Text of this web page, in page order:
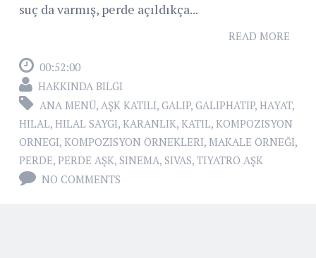
suç da varmış, perde açıldıkça...
READ MORE
00:52:00
HAKKINDA BILGI
ANA MENÜ, AŞK KATILI, GALIP, GALIPHATIP, HAYAT,
HILAL, HILAL SAYGI, KARANLIK, KATIL, KOMPOZISYON
ORNEGI, KOMPOZISYON ÖRNEKLERI, MAKALE ÖRNEĞI,
PERDE, PERDE AŞK, SINEMA, SIVAS, TIYATRO AŞK
NO COMMENTS